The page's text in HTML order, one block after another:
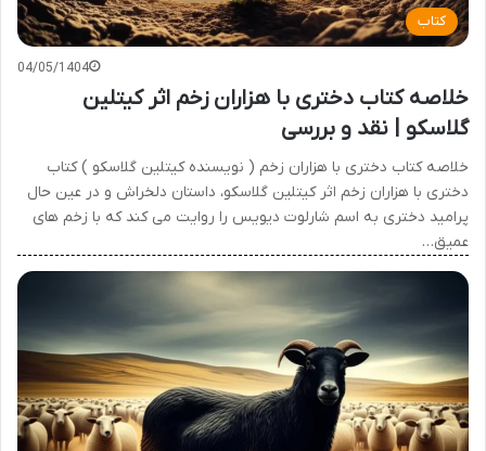
کتاب
04/05/1404
خلاصه کتاب دختری با هزاران زخم اثر کیتلین
گلاسکو | نقد و بررسی
خلاصه کتاب دختری با هزاران زخم ( نویسنده کیتلین گلاسکو ) کتاب
دختری با هزاران زخم اثر کیتلین گلاسکو، داستان دلخراش و در عین حال
پرامید دختری به اسم شارلوت دیویس را روایت می کند که با زخم های
عمیق…